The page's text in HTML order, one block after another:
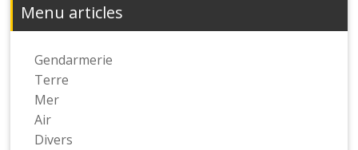
Menu articles
Gendarmerie
Terre
Mer
Air
Divers